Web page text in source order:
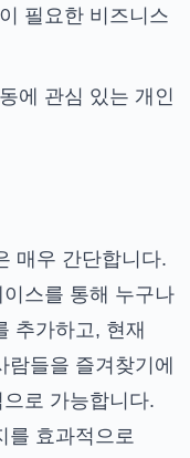
필요한 비즈니스
에 관심 있는 개인
매우 간단합니다.
스를 통해 누구나
추가하고, 현재
들을 즐겨찾기에
로 가능합니다.
를 효과적으로